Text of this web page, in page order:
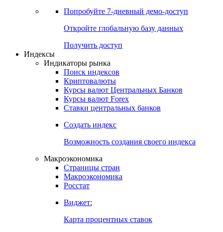
Попробуйте 7-дневный демо-доступ
Откройте глобальную базу данных
Получить доступ
Индексы
Индикаторы рынка
Поиск индексов
Криптовалюты
Курсы валют Центральных Банков
Курсы валют Forex
Ставки центральных банков
Создать индекс
Возможность создания своего индекса
Макроэкономика
Страницы стран
Макроэкономика
Росстат
Виджет:
Карта процентных ставок